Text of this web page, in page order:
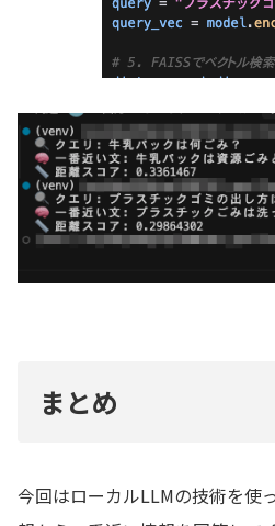
まとめ
今回はローカルLLMの技術を使